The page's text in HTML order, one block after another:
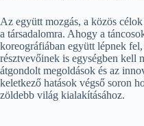
Az együtt mozgás, a közös
a társadalomra. Ahogy a
koreográfiában együtt lépnek
résztvevőinek is egységben kell
átgondolt megoldások és az
keletkező hatások végső soron
zöldebb világ kialakításához.